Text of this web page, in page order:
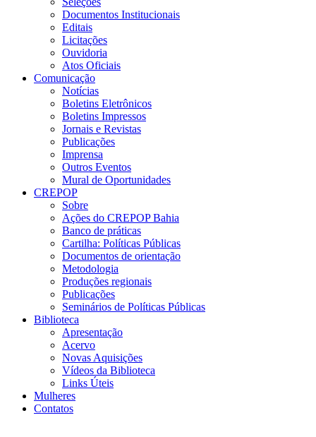
Documentos Institucionais
Editais
Licitações
Ouvidoria
Atos Oficiais
Comunicação
Notícias
Boletins Eletrônicos
Boletins Impressos
Jornais e Revistas
Publicações
Imprensa
Outros Eventos
Mural de Oportunidades
CREPOP
Sobre
Ações do CREPOP Bahia
Banco de práticas
Cartilha: Políticas Públicas
Documentos de orientação
Metodologia
Produções regionais
Publicações
Seminários de Políticas Públicas
Biblioteca
Apresentação
Acervo
Novas Aquisições
Vídeos da Biblioteca
Links Úteis
Mulheres
Contatos